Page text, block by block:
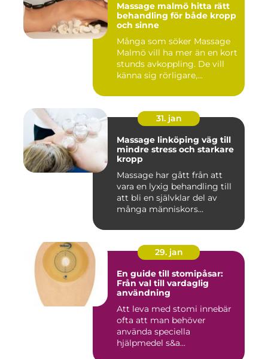
Massage malmö hitta rätt
behandling för både kropp
och sinne
Många som söker Massage
Malmö vill ha mer än en kort
stunds avkoppling. De vill
känna sig rörligare,...
31. jan
Massage linköping väg till
mindre stress och starkare
kropp
Massage har gått från att
vara en lyxig behandling till
att bli en självklar del av
många människors...
29. jan
En guide till stomipåsar:
Från val till vardaglig
användning
Att leva med stomi innebär
ofta att man behöver
använda speciella
hjälpmedel s&a...